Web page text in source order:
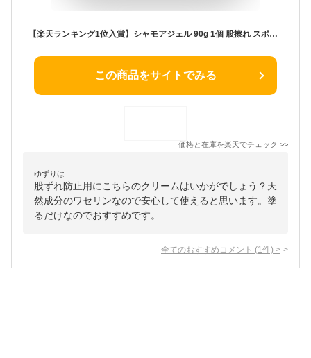
【楽天ランキング1位入賞】シャモアジェル 90g 1個 股擦れ スポーツブラ 防止 保護クリーム 携帯用 トレラン/マラソン/自転車 天然成分 ワセリン (シャモア・ジェル, 90グラム (x 1))
この商品をサイトでみる
価格と在庫を楽天でチェック >>
ゆずりは
股ずれ防止用にこちらのクリームはいかがでしょう？天
然成分のワセリンなので安心して使えると思います。塗
るだけなのでおすすめです。
全てのおすすめコメント (1 件) >